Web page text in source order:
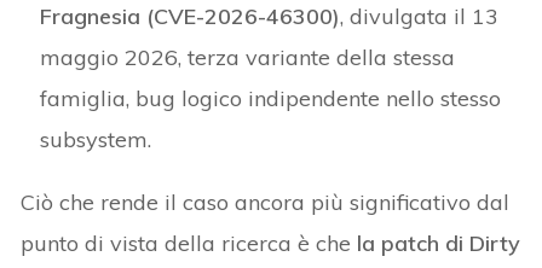
Fragnesia (CVE-2026-46300), divulgata il 13
maggio 2026, terza variante della stessa
famiglia, bug logico indipendente nello stesso
subsystem.
Ciò che rende il caso ancora più significativo dal
punto di vista della ricerca è che la patch di Dirty